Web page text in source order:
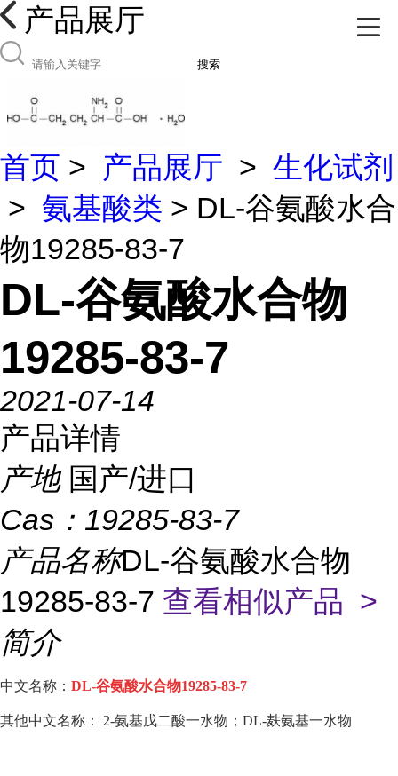
产品展厅
搜索
首页 > 产品展厅 > 生化试剂
> 氨基酸类 > DL-谷氨酸水合
物19285-83-7
DL-谷氨酸水合物
19285-83-7
2021-07-14
产品详情
产地 国产/进口
Cas： 19285-83-7
产品名称DL-谷氨酸水合物
19285-83-7 查看相似产品 >
简介
中文名称： DL-谷氨酸水合物19285-83-7
其他中文名称： 2-氨基戊二酸一水物；DL-麸氨基一水物